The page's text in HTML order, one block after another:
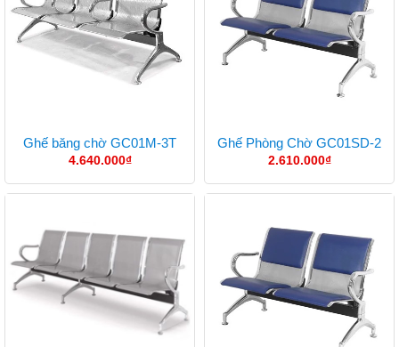
Ghế băng chờ GC01M-3T
4.640.000₫
Ghế Phòng Chờ GC01SD-2
2.610.000₫